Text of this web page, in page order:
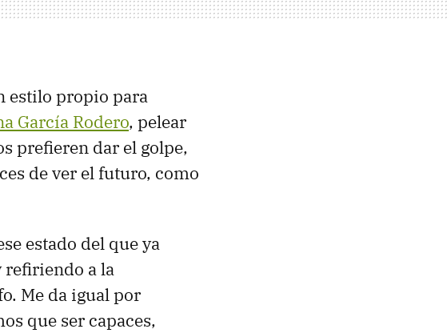
estilo propio para
García Rodero, pelear
prefieren dar el golpe,
de ver el futuro, como
estado del que ya
refiriendo a la
Me da igual por
que ser capaces,